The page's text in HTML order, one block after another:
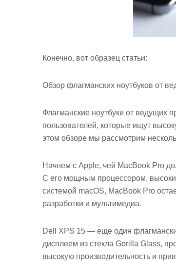
Конечно, вот образец статьи:
Обзор флагманских ноутбуков от
Флагманские ноутбуки от ведущих
пользователей, которые ищут
этом обзоре мы рассмотрим
Начнем с Apple, чей MacBook Pro
С его мощным процессором,
системой macOS, MacBook Pro
разработки и мультимедиа.
Dell XPS 15 — еще один
дисплеем из стекла Gorilla Glass,
высокую производительность и